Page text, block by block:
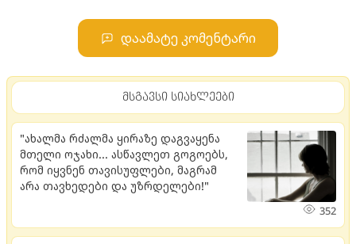
დაამატე კომენტარი
მსგავსი სიახლეები
"ახალმა რძალმა ყირაზე დაგვაყენა
მთელი ოჯახი... ასწავლეთ გოგოებს,
რომ იყვნენ თავისუფლები, მაგრამ
არა თავხედები და უზრდელები!"
352